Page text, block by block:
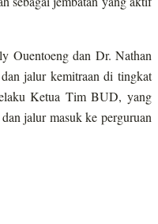
Ouentoeng dan Dr. Nathan
jalur kemitraan di tingkat
Ketua Tim BUD, yang
jalur masuk ke perguruan